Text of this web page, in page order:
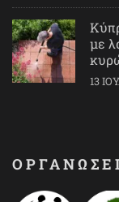
με
13